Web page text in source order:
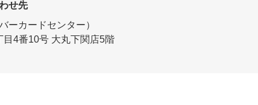
せ先
ーカードセンター
4番10号 大丸下関店5階